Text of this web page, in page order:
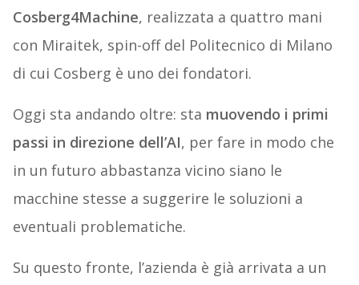
Cosberg4Machine, realizzata a quattro mani
con Miraitek, spin-off del Politecnico di Milano
di cui Cosberg è uno dei fondatori.
Oggi sta andando oltre: sta muovendo i primi
passi in direzione dell’AI, per fare in modo che
in un futuro abbastanza vicino siano le
macchine stesse a suggerire le soluzioni a
eventuali problematiche.
Su questo fronte, l’azienda è già arrivata a un